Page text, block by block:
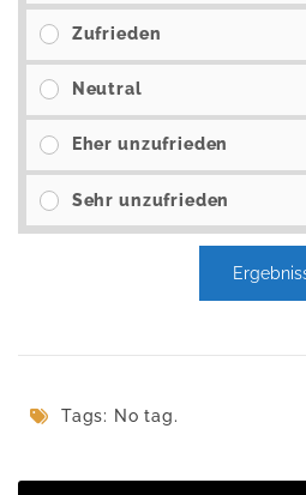
Zufrieden
Neutral
Eher unzufrieden
Sehr unzufrieden
Tags: No tag.